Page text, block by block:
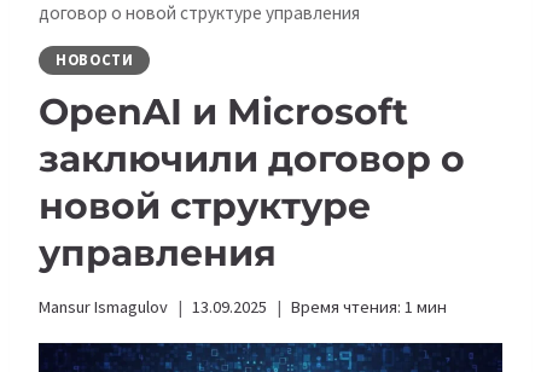
договор о новой структуре управления
НОВОСТИ
OpenAI и Microsoft
заключили договор о
новой структуре
управления
Mansur Ismagulov 13.09.2025 Время чтения: 1 мин